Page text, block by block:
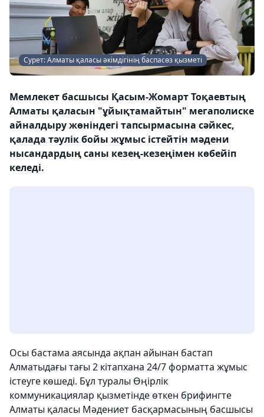
Сурет: Алматы қаласы әкімдігінің баспасөз қызметі
Мемлекет басшысы Қасым-Жомарт Тоқаевтың
Алматы қаласын "ұйықтамайтын" мегаполиске
айналдыру жөніндегі тапсырмасына сәйкес,
қалада тәулік бойы жұмыс істейтін мәдени
нысандардың саны кезең-кезеңімен көбейіп
келеді.
Осы бастама аясында ақпан айынан бастап
Алматыдағы тағы 2 кітапхана 24/7 форматта жұмыс
істеуге көшеді. Бұл туралы Өңірлік
коммуникациялар қызметінде өткен брифингте
Алматы қаласы Мәдениет басқармасының басшысы